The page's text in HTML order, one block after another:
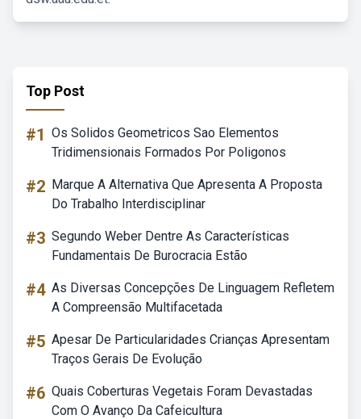
Top Post
#1 Os Solidos Geometricos Sao Elementos
Tridimensionais Formados Por Poligonos
#2 Marque A Alternativa Que Apresenta A Proposta
Do Trabalho Interdisciplinar
#3 Segundo Weber Dentre As Características
Fundamentais De Burocracia Estão
#4 As Diversas Concepções De Linguagem Refletem
A Compreensão Multifacetada
#5 Apesar De Particularidades Crianças Apresentam
Traços Gerais De Evolução
#6 Quais Coberturas Vegetais Foram Devastadas
Com O Avanço Da Cafeicultura